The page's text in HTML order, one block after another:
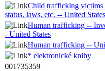
Child trafficking victims
status, laws, etc. -- United States
Human trafficking --
- United States
Human trafficking --
* elektronické knihy
001735359